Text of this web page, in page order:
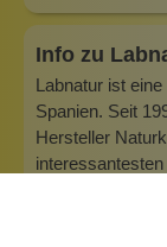
Info zu
Labnatur ist
Spanien. Seit
Hersteller